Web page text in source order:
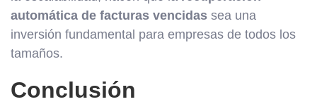
automática de facturas vencidas sea una
inversión fundamental para empresas de todos los
tamaños.
Conclusión